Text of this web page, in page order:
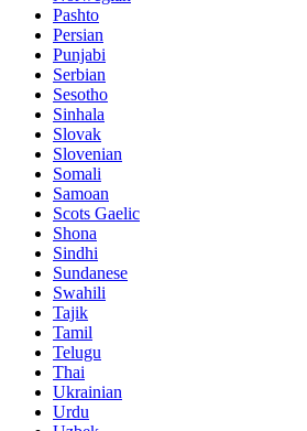
Pashto
Persian
Punjabi
Serbian
Sesotho
Sinhala
Slovak
Slovenian
Somali
Samoan
Scots Gaelic
Shona
Sindhi
Sundanese
Swahili
Tajik
Tamil
Telugu
Thai
Ukrainian
Urdu